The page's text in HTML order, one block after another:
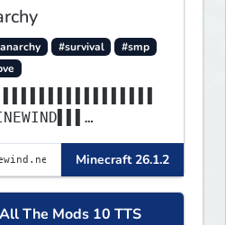
#survival
#smp
Minecraft 26.1.2
The Mods 10 TTS